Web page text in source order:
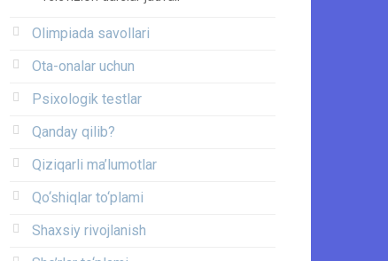
Olimpiada savollari
Ota-onalar uchun
Psixologik testlar
Qanday qilib?
Qiziqarli ma’lumotlar
Qo‘shiqlar to‘plami
Shaxsiy rivojlanish